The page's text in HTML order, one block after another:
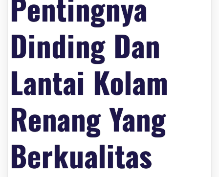
Dinding Dan
Lantai Kolam
Renang Yang
Berkualitas